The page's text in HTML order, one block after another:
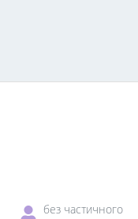
без частичного